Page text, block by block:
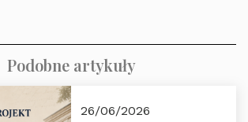
Podobne artykuły
26/06/2026